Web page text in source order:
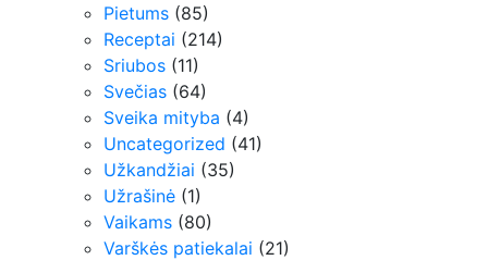
Pietums (85)
Receptai (214)
Sriubos (11)
Svečias (64)
Sveika mityba (4)
Uncategorized (41)
Užkandžiai (35)
Užrašinė (1)
Vaikams (80)
Varškės patiekalai (21)